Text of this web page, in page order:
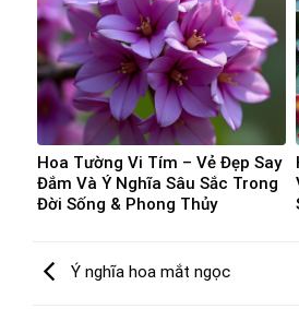
Hoa Tường Vi Tím – Vẻ Đẹp Say
Đắm Và Ý Nghĩa Sâu Sắc Trong
Đời Sống & Phong Thủy
Ý nghĩa hoa mắt ngọc